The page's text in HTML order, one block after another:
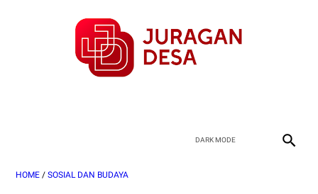
HOME / SOSIAL DAN BUDAYA